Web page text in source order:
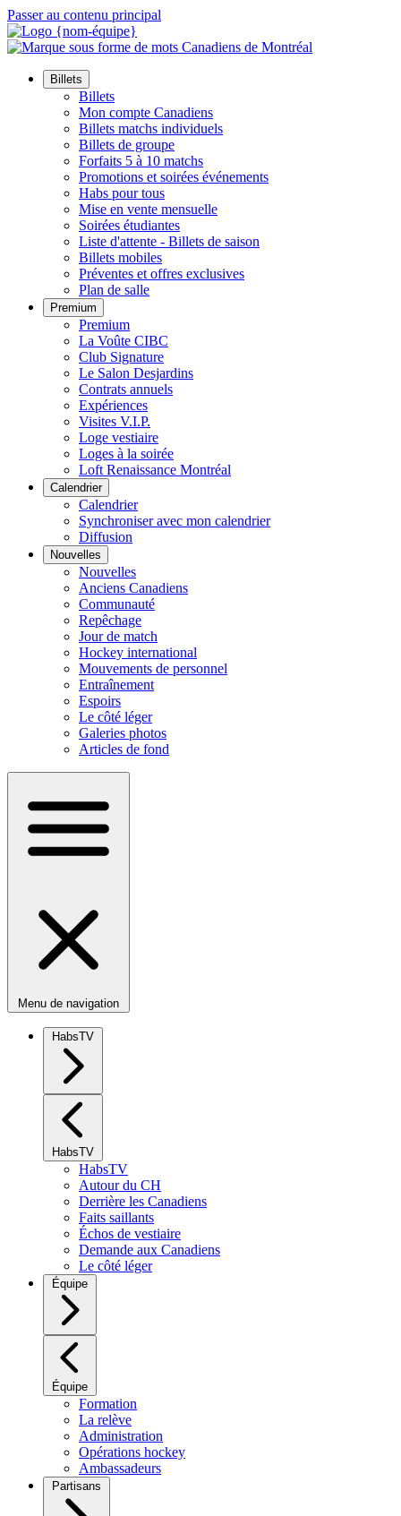
Passer au contenu principal
Billets
Billets
Mon compte Canadiens
Billets matchs individuels
Billets de groupe
Forfaits 5 à 10 matchs
Promotions et soirées événements
Habs pour tous
Mise en vente mensuelle
Soirées étudiantes
Liste d'attente - Billets de saison
Billets mobiles
Préventes et offres exclusives
Plan de salle
Premium
Premium
La Voûte CIBC
Club Signature
Le Salon Desjardins
Contrats annuels
Expériences
Visites V.I.P.
Loge vestiaire
Loges à la soirée
Loft Renaissance Montréal
Calendrier
Calendrier
Synchroniser avec mon calendrier
Diffusion
Nouvelles
Nouvelles
Anciens Canadiens
Communauté
Repêchage
Jour de match
Hockey international
Mouvements de personnel
Entraînement
Espoirs
Le côté léger
Galeries photos
Articles de fond
Menu de navigation
HabsTV
HabsTV
HabsTV
Autour du CH
Derrière les Canadiens
Faits saillants
Échos de vestiaire
Demande aux Canadiens
Le côté léger
Équipe
Équipe
Formation
La relève
Administration
Opérations hockey
Ambassadeurs
Partisans